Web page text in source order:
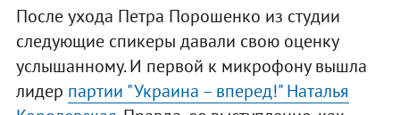
После ухода Петра Порошенко из студии
следующие спикеры давали свою оценку
услышанному. И первой к микрофону вышла
лидер партии "Украина – вперед!" Наталья